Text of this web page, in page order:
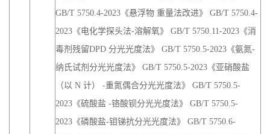
GB/T 5750.4-2023《悬浮物 重量法改进》 GB/T 5750.4-
2023《电化学探头法-溶解氧》 GB/T 5750.11-2023《消
毒剂残留DPD 分光光度法》 GB/T 5750.5-2023《氨氮-
纳氏试剂分光光度法》 GB/T 5750.5-2023《亚硝酸盐
（以 N 计） -重氮偶合分光光度法》 GB/T 5750.5-
2023《硫酸盐 -铬酸钡分光光度法》 GB/T 5750.5-
2023《磷酸盐-钼锑抗分光光度法》 GB/T 5750.6-